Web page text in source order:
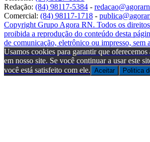
Redação: (84) 98117-5384 -
Comercial: (84) 98117-1718 -
Copyright Grupo Agora RN. Todos os
proibida a reprodução do conteúdo desta
de comunicação, eletrônico ou impresso, sem
Usamos cookies para garantir que
em nosso site. Se você continuar a usar este
você está satisfeito com ele. Aceitar Politica